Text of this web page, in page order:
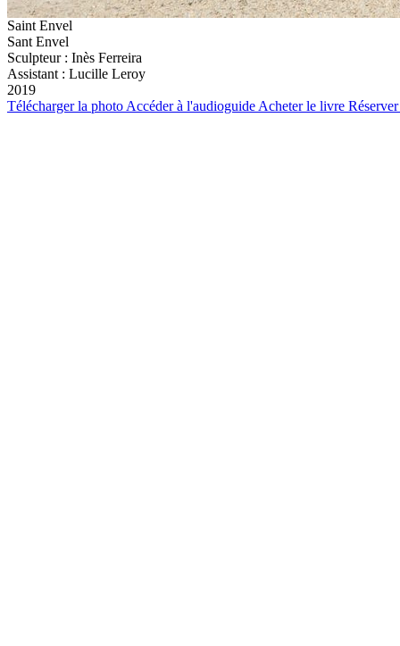
Saint Envel
Sant Envel
Sculpteur : Inès Ferreira
Assistant : Lucille Leroy
2019
Télécharger la photo Accéder à l'audioguide Acheter le livre